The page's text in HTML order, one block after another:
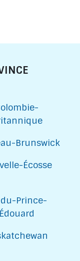
Brunswick
Écosse
Prince-
Édouard